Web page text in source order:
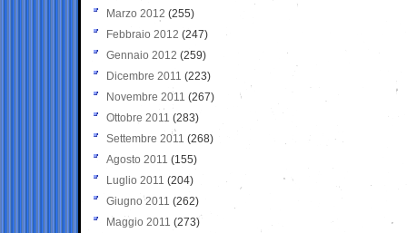
Marzo 2012 (255)
Febbraio 2012 (247)
Gennaio 2012 (259)
Dicembre 2011 (223)
Novembre 2011 (267)
Ottobre 2011 (283)
Settembre 2011 (268)
Agosto 2011 (155)
Luglio 2011 (204)
Giugno 2011 (262)
Maggio 2011 (273)